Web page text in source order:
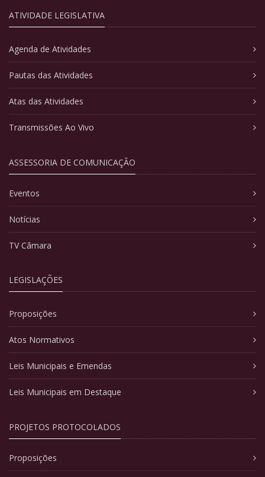
ATIVIDADE LEGISLATIVA
Agenda de Atividades
Pautas das Atividades
Atas das Atividades
Transmissões Ao Vivo
ASSESSORIA DE COMUNICAÇÃO
Eventos
Notícias
TV Câmara
LEGISLAÇÕES
Proposições
Atos Normativos
Leis Municipais e Emendas
Leis Municipais em Destaque
PROJETOS PROTOCOLADOS
Proposições